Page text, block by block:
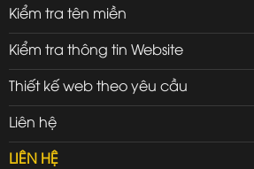
Kiểm tra tên miền
Kiểm tra thông tin Website
Thiết kế web theo yêu cầu
Liên hệ
LIÊN HỆ